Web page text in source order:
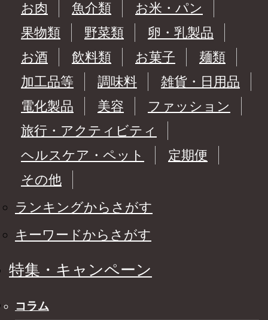
お肉
魚介類
お米・パン
果物類
野菜類
卵・乳製品
お酒
飲料類 お菓子
麺類
加工品等
調味料
雑貨・日用品
電化製品
美容
ファッション
旅行・アクティビティ
ヘルスケア・ペット
定期便
その他
ランキングからさがす
キーワードからさがす
特集・キャンペーン
コラム